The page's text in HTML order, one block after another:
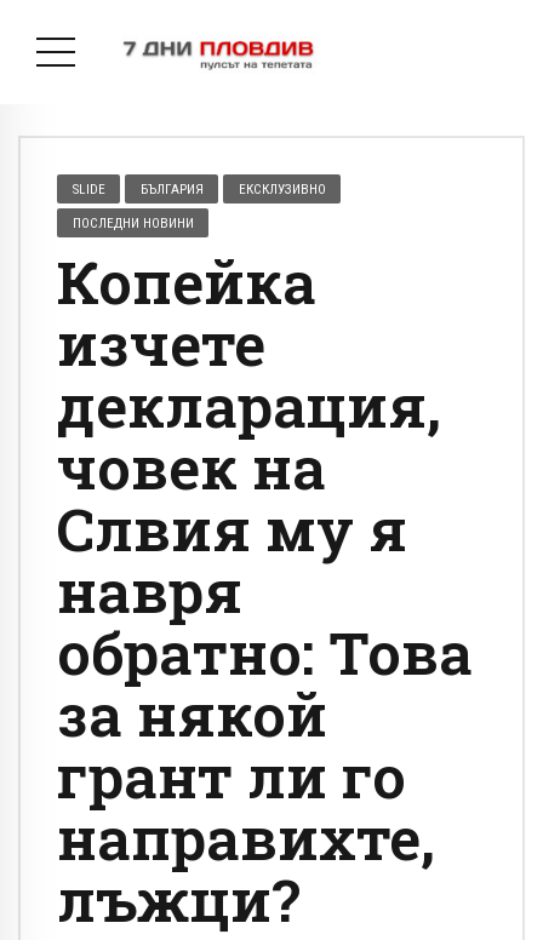
SLIDE БЪЛГАРИЯ ЕКСКЛУЗИВНО
ПОСЛЕДНИ НОВИНИ
Копейка
изчете
декларация,
човек на
Слвия му я
навря
обратно: Това
за някой
грант ли го
направихте,
лъжци?